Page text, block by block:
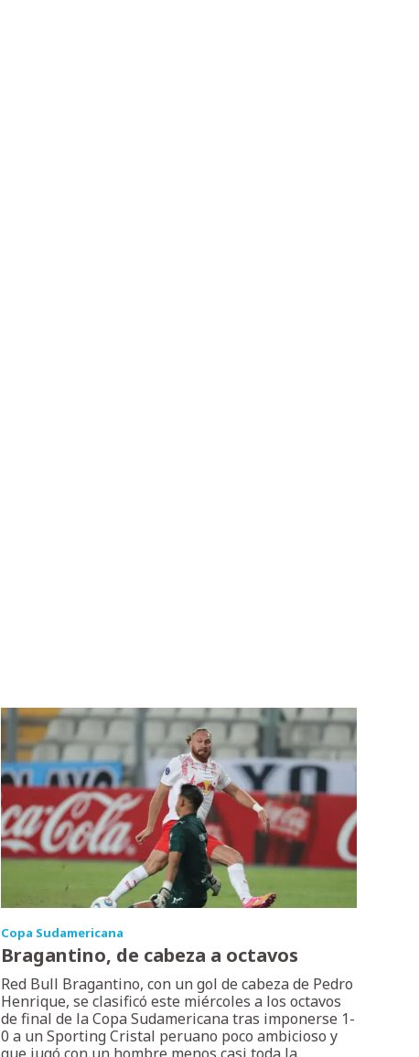
Copa Sudamericana
Bragantino, de cabeza a octavos
Red Bull Bragantino, con un gol de cabeza de Pedro
Henrique, se clasificó este miércoles a los octavos
de final de la Copa Sudamericana tras imponerse 1-
0 a un Sporting Cristal peruano poco ambicioso y